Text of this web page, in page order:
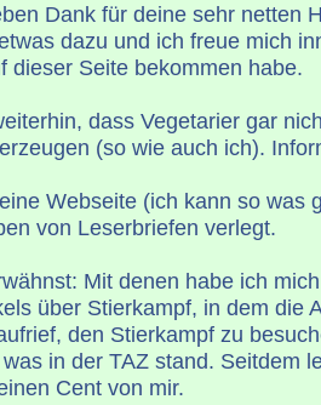
Dank für deine sehr netten
dazu und ich freue mich
dieser Seite bekommen habe.
dass Vegetarier gar
(so wie auch ich).
Webseite (ich kann so was
von Leserbriefen verlegt.
Mit denen habe ich
über Stierkampf, in dem die
den Stierkampf zu
in der TAZ stand. Seitdem
Cent von mir.